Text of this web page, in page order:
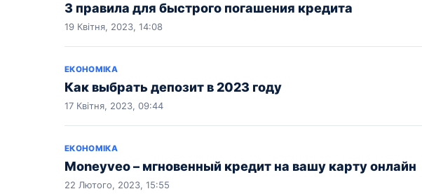
3 правила для быстрого погашения кредита
19 Квітня, 2023, 14:08
ЕКОНОМІКА
Как выбрать депозит в 2023 году
17 Квітня, 2023, 09:44
ЕКОНОМІКА
Moneyveo – мгновенный кредит на вашу карту онлайн
22 Лютого, 2023, 15:55